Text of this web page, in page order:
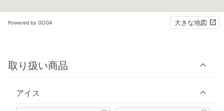
Powered by GOGA 大きな地図
取り扱い商品
アイス